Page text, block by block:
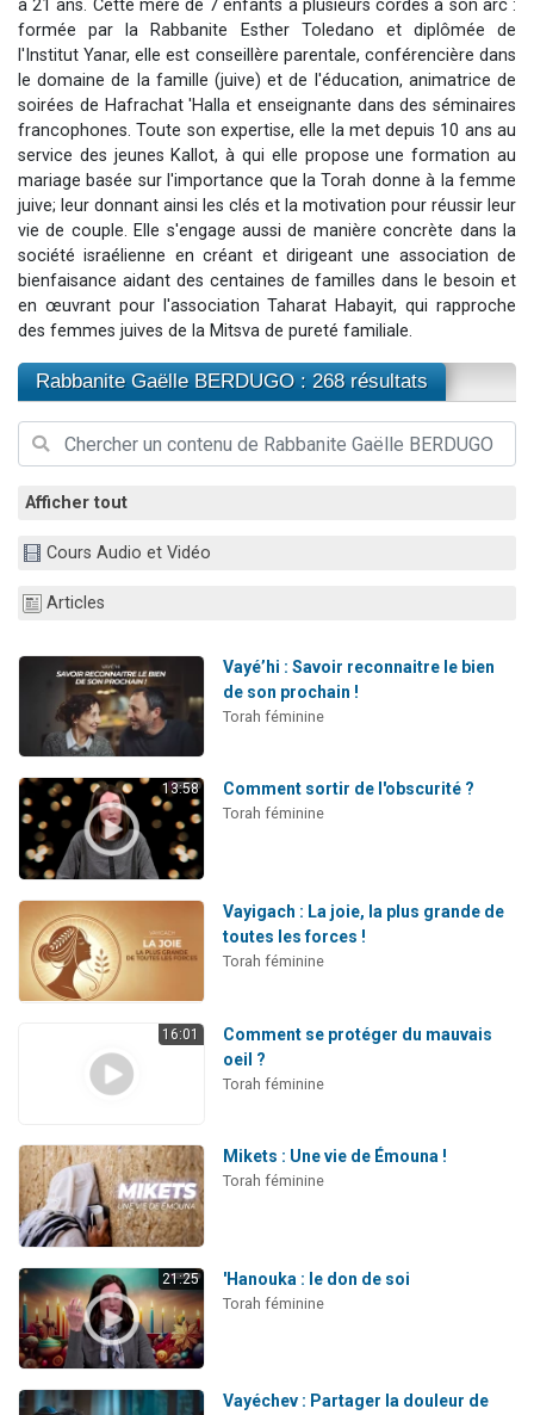
Il reste 49 places pour étudier en groupe sur Zoom
12 nouvelles musiques dans Torah-Box Music
2 personnes viennent de nous rejoindre sur WhatsApp
2 personnes viennent de nous rejoindre sur WhatsApp
à 21 ans. Cette mère de 7 enfants a plusieurs cordes à son arc :
formée par la Rabbanite Esther Toledano et diplômée de
l'Institut Yanar, elle est conseillère parentale, conférencière dans
le domaine de la famille (juive) et de l'éducation, animatrice de
soirées de Hafrachat 'Halla et enseignante dans des séminaires
francophones. Toute son expertise, elle la met depuis 10 ans au
service des jeunes Kallot, à qui elle propose une formation au
mariage basée sur l'importance que la Torah donne à la femme
juive; leur donnant ainsi les clés et la motivation pour réussir leur
vie de couple. Elle s'engage aussi de manière concrète dans la
société israélienne en créant et dirigeant une association de
bienfaisance aidant des centaines de familles dans le besoin et
en œuvrant pour l'association Taharat Habayit, qui rapproche
des femmes juives de la Mitsva de pureté familiale.
Rabbanite Gaëlle BERDUGO : 268 résultats
Afficher tout
Cours Audio et Vidéo
Articles
Vayé’hi : Savoir reconnaitre le bien
de son prochain !
Torah féminine
13:58 Comment sortir de l'obscurité ?
Torah féminine
Vayigach : La joie, la plus grande de
toutes les forces !
Torah féminine
16:01
Comment se protéger du mauvais
oeil ?
Torah féminine
Mikets : Une vie de Émouna !
Torah féminine
21:25 'Hanouka : le don de soi
Torah féminine
Vayéchev : Partager la douleur de